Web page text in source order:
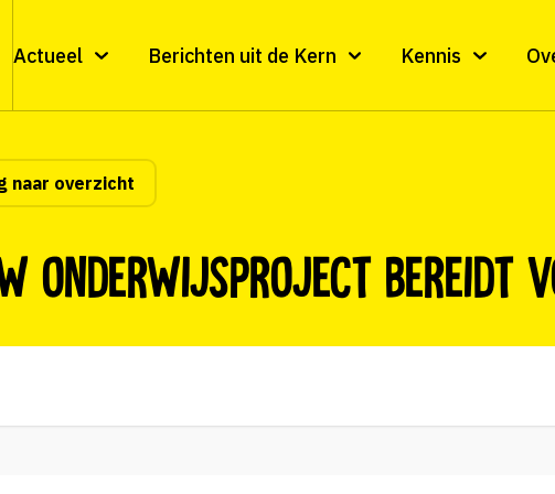
Actueel Berichten uit de Kern Kennis
naar overzicht
onderwijsproject bereidt